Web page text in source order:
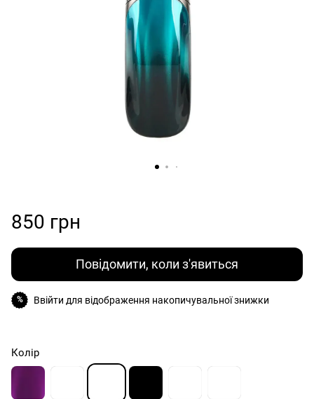
850 грн
Повідомити, коли з'явиться
% Ввійти для відображення накопичувальної знижки
Колір